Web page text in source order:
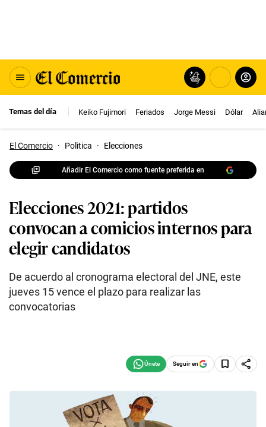
Temas del día Keiko Fujimori Feriados Jorge Messi Dólar
El Comercio · Politica · Elecciones
Añadir El Comercio como fuente preferida en
Elecciones 2021: partidos
convocan a comicios internos para
elegir candidatos
De acuerdo al cronograma electoral del JNE, este
jueves 15 vence el plazo para realizar las
convocatorias
Seguir en